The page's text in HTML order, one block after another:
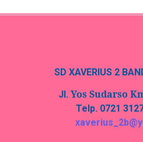
SD XAVERIUS 2
Jl. Yos Sudarso
Telp. 0721